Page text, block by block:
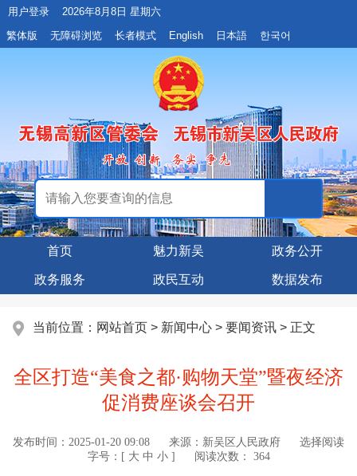
用户登录
2026年8月8日 星期六
繁体版
无障碍浏览 长者模式 English 日本語 한국어
首页 魅力新吴 政务公开
政务服务 政民互动 数据发布
当前位置： 网站首页 > 新闻中心 > 要闻资讯 > 正文
全区打造“美食之都·购物天堂”暨夜经济
促消费座谈会召开
发布时间： 2025-01-20 09:08 来源： 新吴区人民政府
选择阅读
字号：[ 大 中 小] 阅读次数： 364